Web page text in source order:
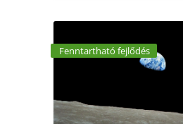
Fenntartható fejlődés